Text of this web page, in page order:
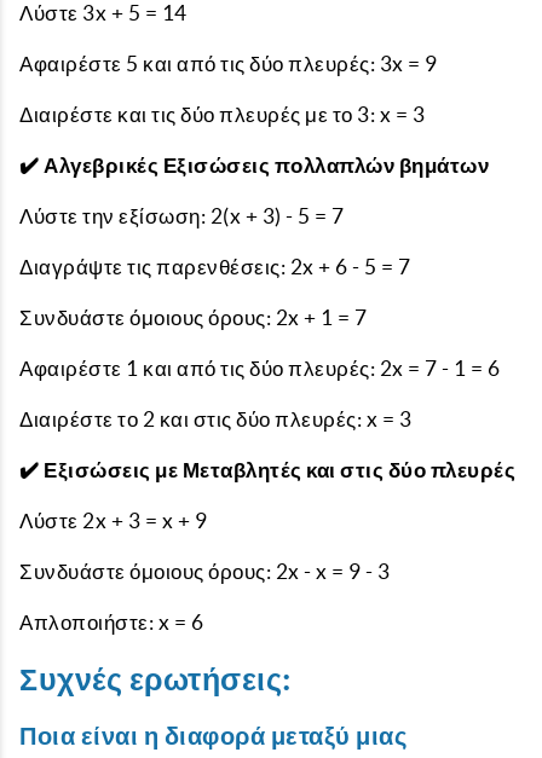
Λύστε 3x + 5 = 14
Αφαιρέστε 5 και από τις δύο πλευρές: 3x = 9
Διαιρέστε και τις δύο πλευρές με το 3: x = 3
✔️ Αλγεβρικές Εξισώσεις πολλαπλών βημάτων
Λύστε την εξίσωση: 2(x + 3) - 5 = 7
Διαγράψτε τις παρενθέσεις: 2x + 6 - 5 = 7
Συνδυάστε όμοιους όρους: 2x + 1 = 7
Αφαιρέστε 1 και από τις δύο πλευρές: 2x = 7 - 1 = 6
Διαιρέστε το 2 και στις δύο πλευρές: x = 3
✔️ Εξισώσεις με Μεταβλητές και στις δύο πλευρές
Λύστε 2x + 3 = x + 9
Συνδυάστε όμοιους όρους: 2x - x = 9 - 3
Απλοποιήστε: x = 6
Συχνές ερωτήσεις:
Ποια είναι η διαφορά μεταξύ μιας